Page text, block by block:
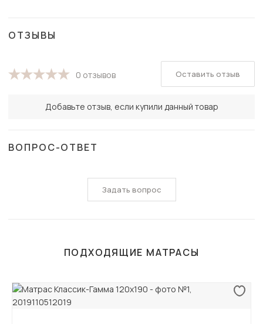
ОТЗЫВЫ
0 отзывов
Добавьте отзыв, если купили данный товар
Оставить отзыв
ВОПРОС-ОТВЕТ
Задать вопрос
ПОДХОДЯЩИЕ МАТРАСЫ